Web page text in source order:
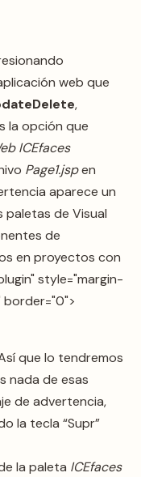
web que
,
la opción que
ICEfaces
Page1.jspen
aparece un
de Visual
de
en proyectos con
style="margin-
que lo tendremos
nada de esas
de advertencia,
la tecla “Supr”
la paleta ICEfaces